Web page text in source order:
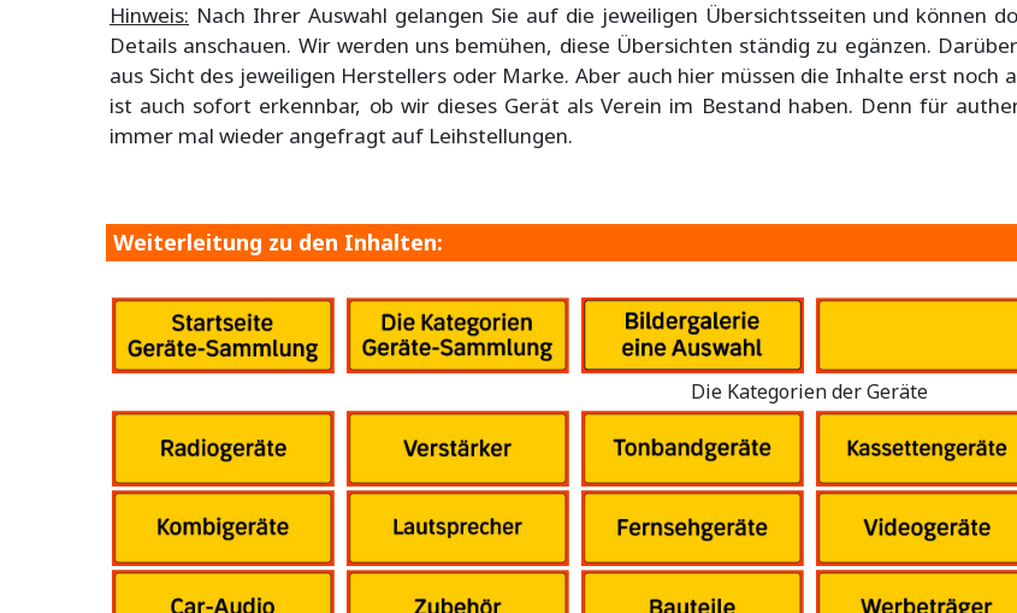
Hinweis: Nach Ihrer Auswahl gelangen Sie auf die jeweiligen Übersichtsseiten und können
Details anschauen. Wir werden uns bemühen, diese Übersichten ständig zu egänzen.
aus Sicht des jeweiligen Herstellers oder Marke. Aber auch hier müssen die Inhalte erst
ist auch sofort erkennbar, ob wir dieses Gerät als Verein im Bestand haben. Denn für
immer mal wieder angefragt auf Leihstellungen.
Weiterleitung zu den Inhalten:
Die Kategorien der Geräte